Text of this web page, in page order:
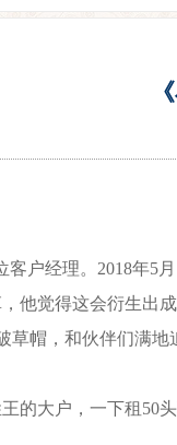
户经理。2018年5月
他觉得这会衍生出
草帽，和伙伴们满地
大户，一下租50